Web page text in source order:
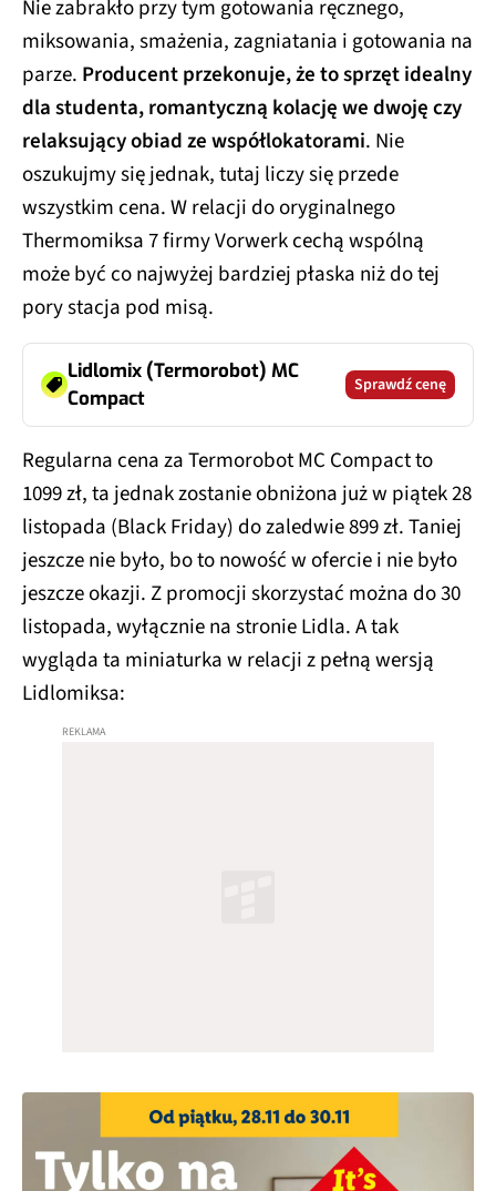
Nie zabrakło przy tym gotowania ręcznego,
miksowania, smażenia, zagniatania i gotowania na
parze. Producent przekonuje, że to sprzęt idealny
dla studenta, romantyczną kolację we dwoję czy
relaksujący obiad ze współlokatorami. Nie
oszukujmy się jednak, tutaj liczy się przede
wszystkim cena. W relacji do oryginalnego
Thermomiksa 7 firmy Vorwerk cechą wspólną
może być co najwyżej bardziej płaska niż do tej
pory stacja pod misą.
Lidlomix (Termorobot) MC
Compact
Sprawdź cenę
Regularna cena za Termorobot MC Compact to
1099 zł, ta jednak zostanie obniżona już w piątek 28
listopada (Black Friday) do zaledwie 899 zł. Taniej
jeszcze nie było, bo to nowość w ofercie i nie było
jeszcze okazji. Z promocji skorzystać można do 30
listopada, wyłącznie na stronie Lidla. A tak
wygląda ta miniaturka w relacji z pełną wersją
Lidlomiksa: